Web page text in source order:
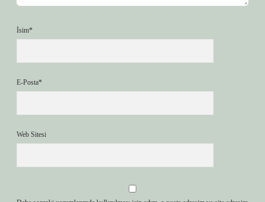
İsim*
E-Posta*
Web Sitesi